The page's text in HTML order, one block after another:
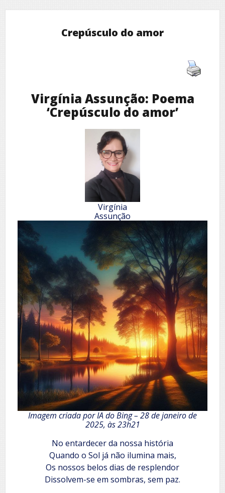
Crepúsculo do amor
Virgínia Assunção: Poema
‘Crepúsculo do amor’
Virgínia
Assunção
Imagem criada por IA do Bing – 28 de janeiro de
2025, às 23h21
No entardecer da nossa história
Quando o Sol já não ilumina mais,
Os nossos belos dias de resplendor
Dissolvem-se em sombras, sem paz.